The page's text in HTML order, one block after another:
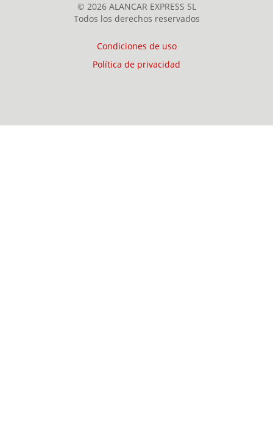
© 2026 ALANCAR EXPRESS SL
Todos los derechos reservados
Condiciones de uso
Política de privacidad